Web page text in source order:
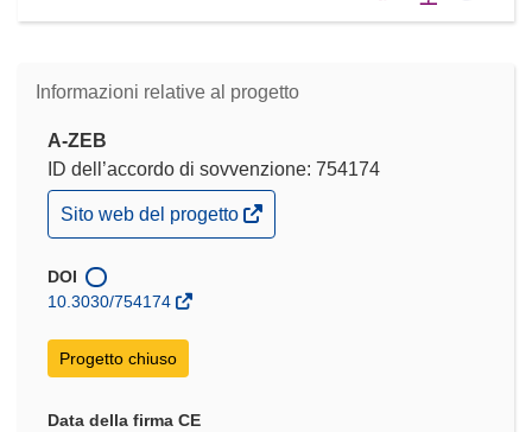
Informazioni relative al progetto
A-ZEB
ID dell’accordo di sovvenzione: 754174
(si
apre
una
nuova
Sito web del progetto
DOI
10.3030/754174
Progetto chiuso
Data della firma CE